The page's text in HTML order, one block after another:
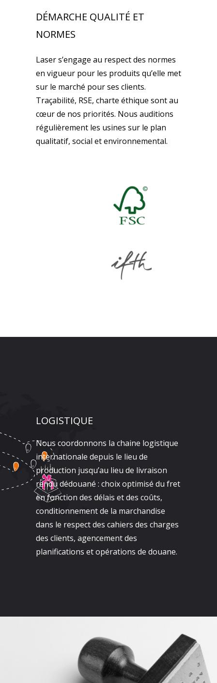
DÉMARCHE QUALITÉ ET
NORMES
Laser s’engage au respect des normes
en vigueur pour les produits qu’elle met
sur le marché pour ses clients.
Traçabilité, RSE, charte éthique sont au
cœur de nos priorités. Nous auditions
régulièrement les usines sur le plan
qualitatif, social et environnemental.
LOGISTIQUE
Nous coordonnons la chaine logistique
internationale depuis le lieu de
production jusqu’au lieu de livraison
rendu dédouané : choix optimisé du fret
en fonction des délais et des coûts,
conditionnement de la marchandise
dans le respect des cahiers des charges
des clients, agencement des
planifications et opérations de douane.